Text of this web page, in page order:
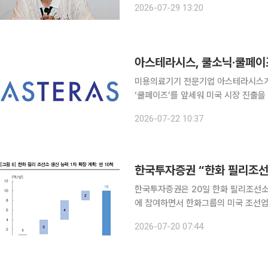
2026-07-29 13:20
아스테라시스, 쿨소닉·쿨페
미용의료기기 전문기업 아스테라시
‘쿨페이즈’를 앞세워 미국 시장 진출
FDA 허가를 확보한 쿨페이즈는 현지
2026-07-22 10:37
한국투자증권은 20일 한화 필리조선
에 참여하면서 한화그룹의 미국 조선
로 전망했다. 이날 한국투자
2026-07-20 07:44